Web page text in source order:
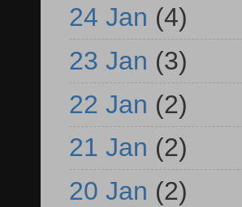
24 Jan (4)
23 Jan (3)
22 Jan (2)
21 Jan (2)
20 Jan (2)